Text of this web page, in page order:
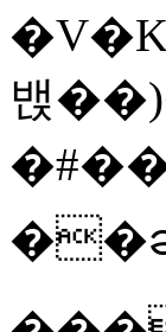
밵�
��